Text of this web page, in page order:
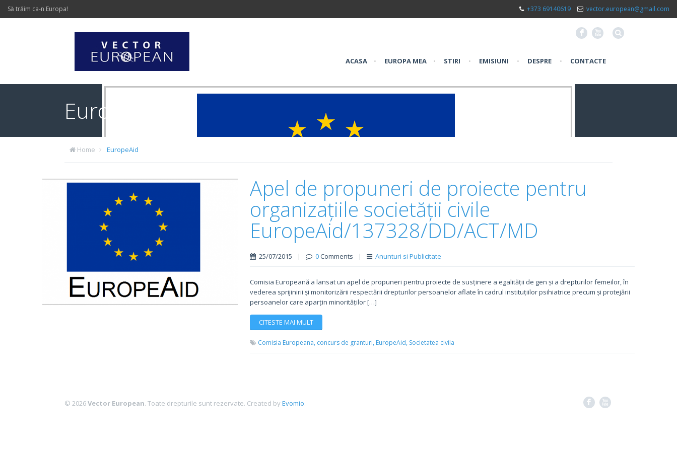
Să trăim ca-n Europa! +373 69140619 vector.european@gmail.com
F X
ACASA • EUROPA MEA • STIRI • EMISIUNI • DESPRE • CONTACTE
EuropeAid
Home EuropeAid
Apel de propuneri de proiecte pentru
organizațiile societății civile
EuropeAid/137328/DD/ACT/MD
25/07/2015 | 0Comments | Anunturi si Publicitate
Comisia Europeană a lansat un apel de propuneri pentru proiecte de susținere a egalității de gen și a drepturilor femeilor, în
vederea sprijinirii și monitorizării respectării drepturilor persoanelor aflate în cadrul instituțiilor psihiatrice precum și protejării
persoanelor care aparțin minorităților […]
CITESTE MAI MULT
Comisia Europeana, concurs de granturi, EuropeAid, Societatea civila
© 2026Vector European. Toate drepturile sunt rezervate. Created byEvomio. F X